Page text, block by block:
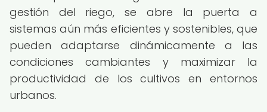
gestión del riego, se abre la puerta a
sistemas aún más eficientes y sostenibles, que
pueden adaptarse dinámicamente a las
condiciones cambiantes y maximizar la
productividad de los cultivos en entornos
urbanos.